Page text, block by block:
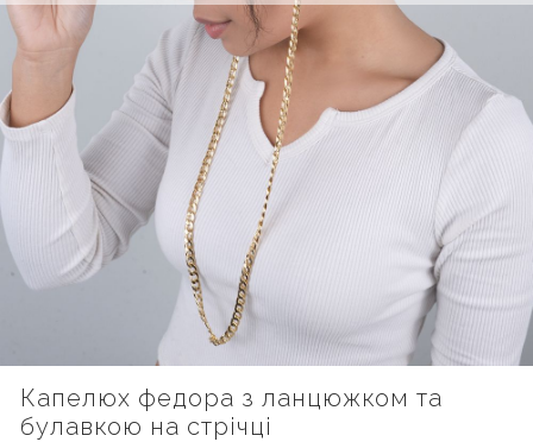
Капелюх федора з ланцюжком та
булавкою на стрічці
початку